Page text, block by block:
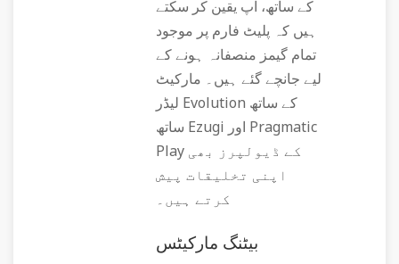
کے ساتھ، آپ یقین کر سکتے
ہیں کہ پلیٹ فارم پر موجود
تمام گیمز منصفانہ ہونے کے
لیے جانچے گئے ہیں۔ مارکیٹ
لیڈر Evolution کے ساتھ
ساتھ Ezugi اور Pragmatic
Play کے ڈیولپرز بھی
اپنی تخلیقات پیش
کرتے ہیں۔
بیٹنگ مارکیٹس